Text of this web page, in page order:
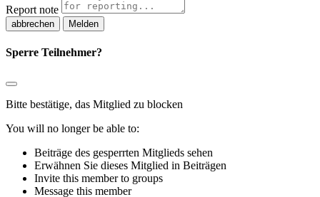
Report note
Melden
Sperre Teilnehmer?
Bitte bestätige, das Mitglied zu blocken
You will no longer be able to:
Beiträge des gesperrten Mitglieds sehen
Erwähnen Sie dieses Mitglied in Beiträgen
Invite this member to groups
Message this member